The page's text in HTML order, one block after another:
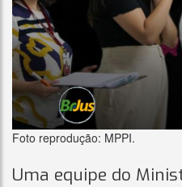
Foto reprodução: MPPI.
Uma equipe do